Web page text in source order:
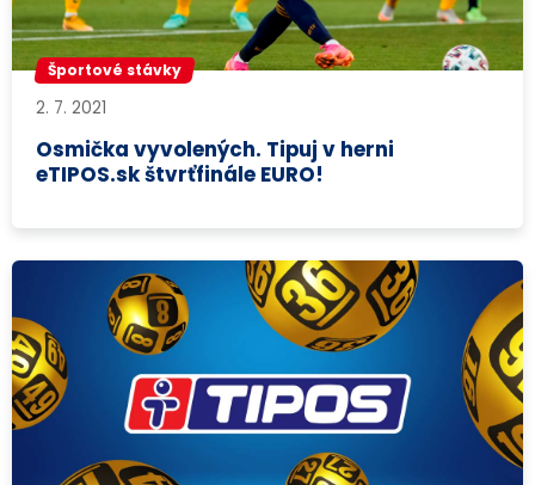
Športové stávky
2. 7. 2021
Osmička vyvolených. Tipuj v herni
eTIPOS.sk štvrťfinále EURO!